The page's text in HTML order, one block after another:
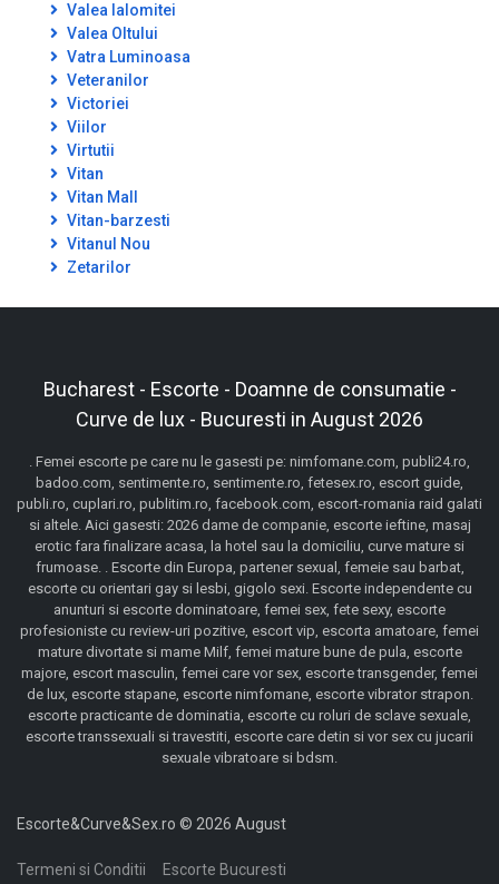
Valea Ialomitei
Valea Oltului
Vatra Luminoasa
Veteranilor
Victoriei
Viilor
Virtutii
Vitan
Vitan Mall
Vitan-barzesti
Vitanul Nou
Zetarilor
Bucharest - Escorte - Doamne de consumatie -
Curve de lux - Bucuresti in August 2026
. Femei escorte pe care nu le gasesti pe: nimfomane.com, publi24.ro,
badoo.com, sentimente.ro, sentimente.ro, fetesex.ro, escort guide,
publi.ro, cuplari.ro, publitim.ro, facebook.com, escort-romania raid galati
si altele. Aici gasesti: 2026 dame de companie, escorte ieftine, masaj
erotic fara finalizare acasa, la hotel sau la domiciliu, curve mature si
frumoase. . Escorte din Europa, partener sexual, femeie sau barbat,
escorte cu orientari gay si lesbi, gigolo sexi. Escorte independente cu
anunturi si escorte dominatoare, femei sex, fete sexy, escorte
profesioniste cu review-uri pozitive, escort vip, escorta amatoare, femei
mature divortate si mame Milf, femei mature bune de pula, escorte
majore, escort masculin, femei care vor sex, escorte transgender, femei
de lux, escorte stapane, escorte nimfomane, escorte vibrator strapon.
escorte practicante de dominatia, escorte cu roluri de sclave sexuale,
escorte transsexuali si travestiti, escorte care detin si vor sex cu jucarii
sexuale vibratoare si bdsm.
Escorte&Curve&Sex.ro © 2026 August
Termeni si Conditii Escorte Bucuresti